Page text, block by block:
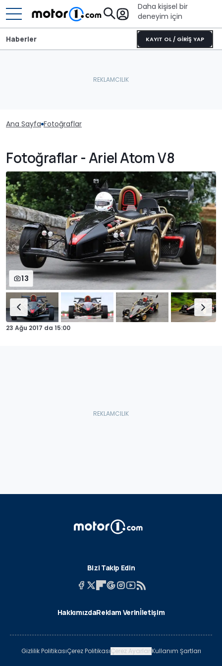
Daha kişisel bir
deneyim için
KAYIT OL / GİRİŞ YAP
Haberler
Ana Sayfa Fotoğraflar
Fotoğraflar - Ariel Atom V8
13
23 Ağu 2017 da 15:00
Bizi Takip Edin
HakkımızdaReklam Verinİletişim
Gizlilik PolitikasıÇerez PolitikasıÇerez AyarlarıKullanım Şartları